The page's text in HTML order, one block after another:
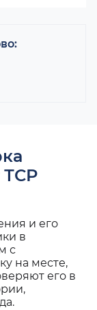
ТСР
и его
в
с
на месте,
его в